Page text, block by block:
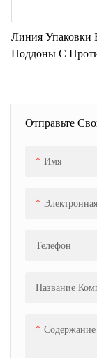
Отправьте
Имя
Телефон
Название
Содержание
Линия Упаковки
Поддоны С
Потери